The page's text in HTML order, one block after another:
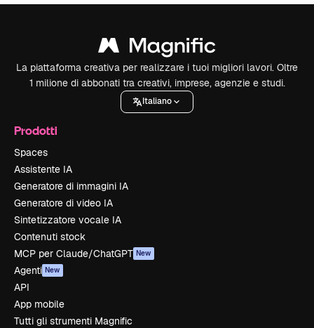
La piattaforma creativa per realizzare i tuoi migliori lavori. Oltre
1 milione di abbonati tra creativi, imprese, agenzie e studi.
Italiano
Prodotti
Spaces
Assistente IA
Generatore di immagini IA
Generatore di video IA
Sintetizzatore vocale IA
Contenuti stock
MCP per Claude/ChatGPT New
Agenti New
API
App mobile
Tutti gli strumenti Magnific